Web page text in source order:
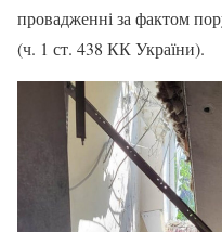
провадженні за фактом
(ч. 1 ст. 438 КК України).